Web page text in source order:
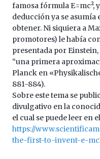
famosa fórmula E=mc²,
deducción ya se asumía
obtener. Ni siquiera a
promotores) le había
presentada por
“una primera
Planck en
881-884).
Sobre este tema se
divulgativo en la
el cual se puede leer en
https://
the-first-to-invent-e-